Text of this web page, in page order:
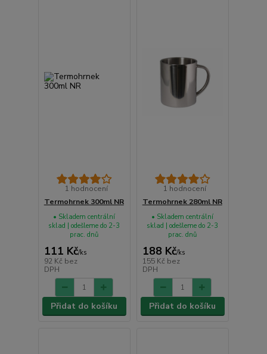
1 hodnocení
Termohrnek 300ml NR
111 Kč/ks
92 Kč bez
DPH
• Skladem centrální
sklad | odešleme do 2-3
prac. dnů
Přidat do košíku
1 hodnocení
Termohrnek 280ml NR
188 Kč/ks
155 Kč bez
DPH
• Skladem centrální
sklad | odešleme do 2-3
prac. dnů
Přidat do košíku